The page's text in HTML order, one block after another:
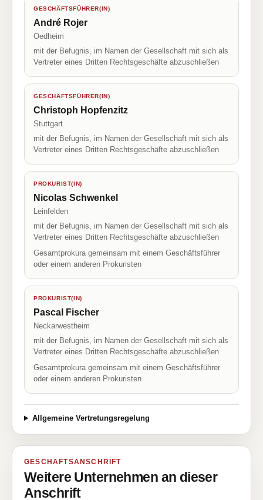
GESCHÄFTSFÜHRER(IN)
André Rojer
Oedheim
mit der Befugnis, im Namen der Gesellschaft mit sich als
Vertreter eines Dritten Rechtsgeschäfte abzuschließen
GESCHÄFTSFÜHRER(IN)
Christoph Hopfenzitz
Stuttgart
mit der Befugnis, im Namen der Gesellschaft mit sich als
Vertreter eines Dritten Rechtsgeschäfte abzuschließen
PROKURIST(IN)
Nicolas Schwenkel
Leinfelden
mit der Befugnis, im Namen der Gesellschaft mit sich als
Vertreter eines Dritten Rechtsgeschäfte abzuschließen
Gesamtprokura gemeinsam mit einem Geschäftsführer
oder einem anderen Prokuristen
PROKURIST(IN)
Pascal Fischer
Neckarwestheim
mit der Befugnis, im Namen der Gesellschaft mit sich als
Vertreter eines Dritten Rechtsgeschäfte abzuschließen
Gesamtprokura gemeinsam mit einem Geschäftsführer
oder einem anderen Prokuristen
Allgemeine Vertretungsregelung
GESCHÄFTSANSCHRIFT
Weitere Unternehmen an dieser
Anschrift